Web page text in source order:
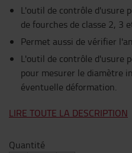
L'outil de contrôle d'usure
de fourches de classe 2, 3
Permet aussi de vérifier
L'outil de contrôle d'usure
pour mesurer le diamètre
éventuelle déformation.
LIRE TOUTE LA DESCRIPTION
Quantité